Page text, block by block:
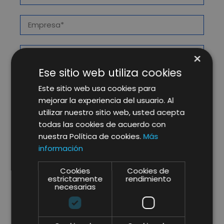
×
Ese sitio web utiliza cookies
Este sitio web usa cookies para
mejorar la experiencia del usuario. Al
utilizar nuestro sitio web, usted acepta
todas las cookies de acuerdo con
nuestra Política de cookies.Más
información
Cookies
estrictamente
necesarias
Cookies de
rendimiento